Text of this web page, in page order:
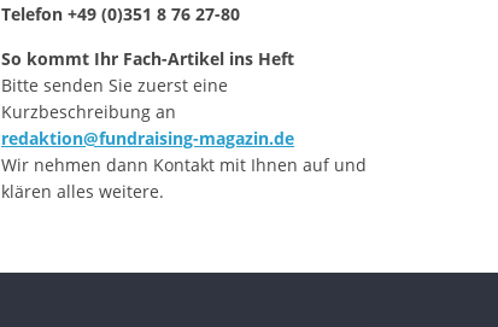
Telefon +49 (0)351 8 76 27-80
So kommt Ihr Fach-Artikel ins Heft
Bitte senden Sie zuerst eine
Kurzbeschreibung an
redaktion@fundraising-magazin.de
Wir nehmen dann Kontakt mit Ihnen auf und
klären alles weitere.